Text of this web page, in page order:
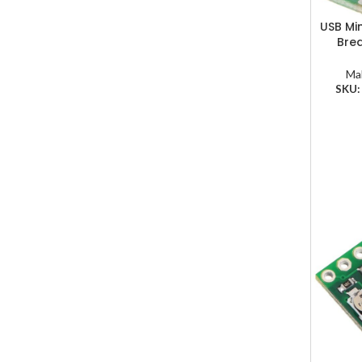
USB
SKU: